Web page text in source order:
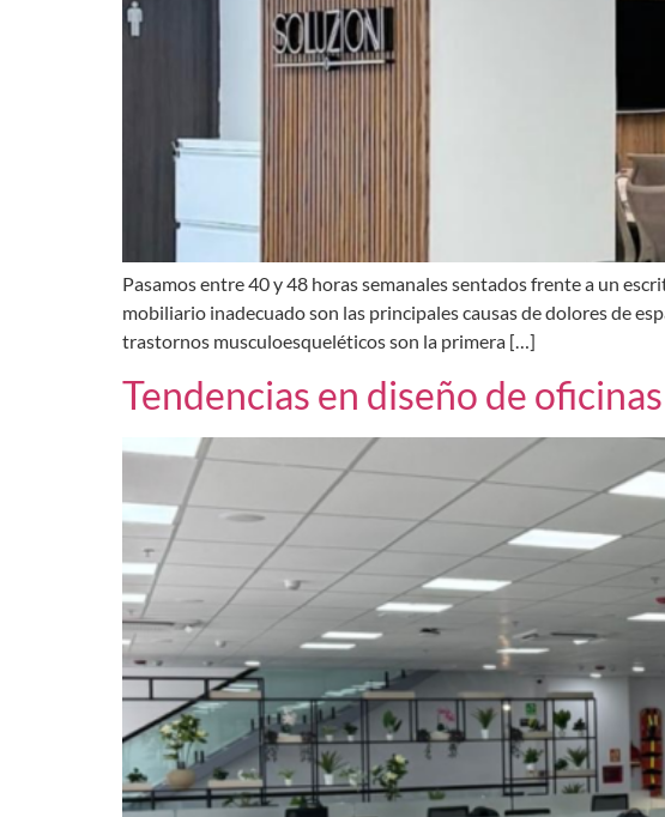
Pasamos entre 40 y 48 horas semanales sentados frente a un
mobiliario inadecuado son las principales causas de dolores de
trastornos musculoesqueléticos son la primera […]
Tendencias en diseño de